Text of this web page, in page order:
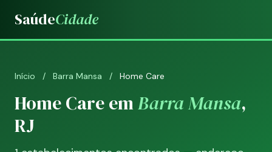
SaúdeCidade
Início / Barra Mansa / Home Care
Home Care emBarra Mansa,
RJ